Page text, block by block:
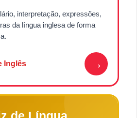
interpretação, expressões,
da língua inglesa de forma
Inglês →